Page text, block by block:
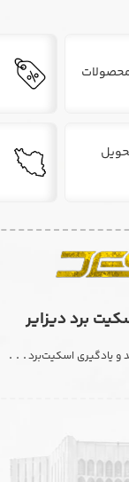
برد دیزایر
و یادگیری اسکیت‌برد. . .